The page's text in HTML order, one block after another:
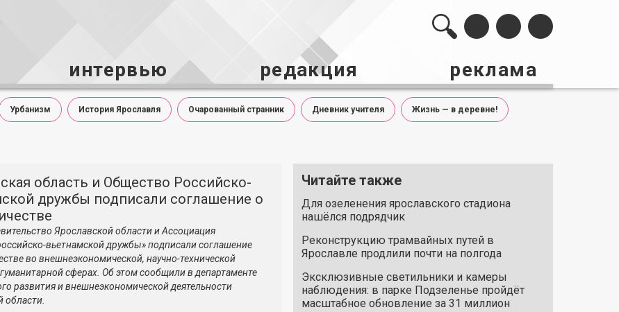
интервью редакция реклама
Урбанизм История Ярославля Очарованный странник Дневник учителя Жизнь — в деревне!
область и Общество Российско-
дружбы подписали соглашение о
Ярославской области и Ассоциация
вьетнамской дружбы» подписали соглашение
во внешнеэкономической, научно-технической
сферах. Об этом сообщили в департаменте
развития и внешнеэкономической деятельности
области.
Читайте также
Для озеленения ярославского стадиона
нашёлся подрядчик
Реконструкцию трамвайных путей в
Ярославле продлили почти на полгода
Эксклюзивные светильники и камеры
наблюдения: в парке Подзеленье пройдёт
масштабное обновление за 31 миллион